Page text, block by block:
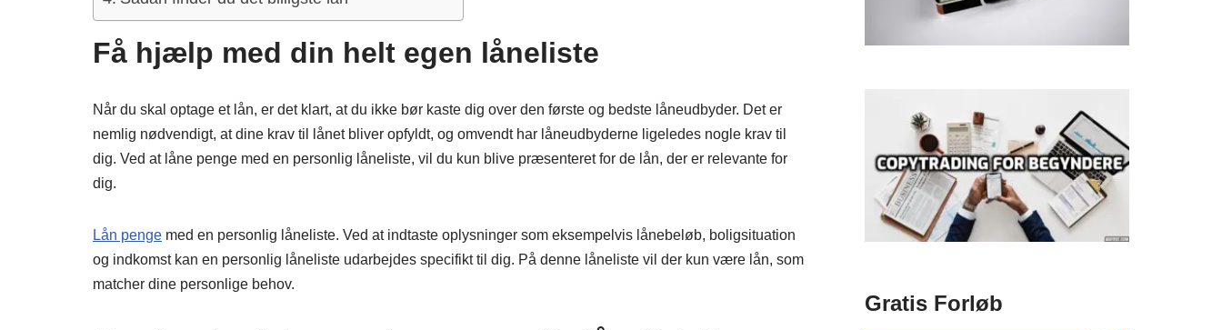
Få hjælp med din helt egen låneliste
Når du skal optage et lån, er det klart, at du ikke bør kaste dig over den første og bedste låneudbyder. Det er
nemlig nødvendigt, at dine krav til lånet bliver opfyldt, og omvendt har låneudbyderne ligeledes nogle krav til
dig. Ved at låne penge med en personlig låneliste, vil du kun blive præsenteret for de lån, der er relevante for
dig.
Lån penge med en personlig låneliste. Ved at indtaste oplysninger som eksempelvis lånebeløb, boligsituation
og indkomst kan en personlig låneliste udarbejdes specifikt til dig. På denne låneliste vil der kun være lån, som
matcher dine personlige behov.
Gratis Forløb